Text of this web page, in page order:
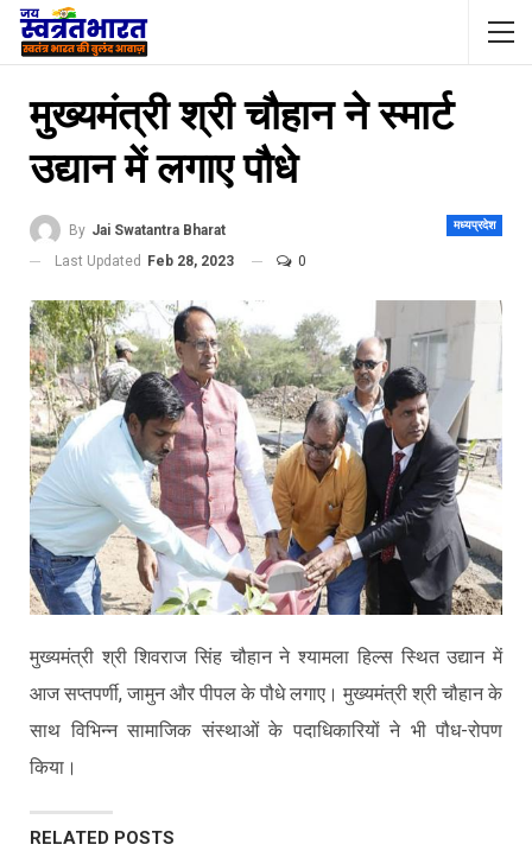
मुख्यमंत्री श्री चौहान ने स्मार्ट
उद्यान में लगाए पौधे
मध्यप्रदेश
By Jai Swatantra Bharat
Last Updated Feb 28, 2023 0
मुख्यमंत्री श्री शिवराज सिंह चौहान ने श्यामला हिल्स स्थित उद्यान में
आज सप्तपर्णी, जामुन और पीपल के पौधे लगाए। मुख्यमंत्री श्री चौहान के
साथ विभिन्न सामाजिक संस्थाओं के पदाधिकारियों ने भी पौध-रोपण
किया।
RELATED POSTS